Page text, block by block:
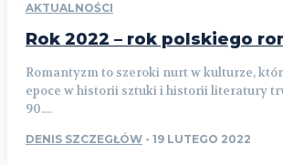
AKTUALNOŚCI
Rok 2022 – rok polskiego
Romantyzm to szeroki nurt w kulturze,
epoce w historii sztuki i historii literatury
90....
DENIS SZCZEGŁÓW - 19 LUTEGO 2022